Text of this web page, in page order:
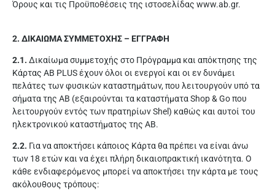
Όρους και τις Προϋποθέσεις της ιστοσελίδας www.ab.gr.
2. ΔΙΚΑΙΩΜΑ ΣΥΜΜΕΤΟΧΗΣ – ΕΓΓΡΑΦΗ
2.1. Δικαίωμα συμμετοχής στο Πρόγραμμα και απόκτησης της
Κάρτας AB PLUS έχουν όλοι οι ενεργοί και οι εν δυνάμει
πελάτες των φυσικών καταστημάτων, που λειτουργούν υπό τα
σήματα της ΑΒ (εξαιρούνται τα καταστήματα Shop & Go που
λειτουργούν εντός των πρατηρίων Shel) καθώς και αυτοί του
ηλεκτρονικού καταστήματος της ΑΒ.
2.2. Για να αποκτήσει κάποιος Κάρτα θα πρέπει να είναι άνω
των 18 ετών και να έχει πλήρη δικαιοπρακτική ικανότητα. Ο
κάθε ενδιαφερόμενος μπορεί να αποκτήσει την κάρτα με τους
ακόλουθους τρόπους: